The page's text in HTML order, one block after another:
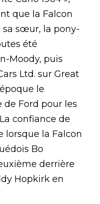
que la Falcon
sa sœur, la pony-
été
Moody, puis
Ltd. sur Great
le
Ford pour les
confiance de
lorsque la Falcon
Bo
derrière
Hopkirk en